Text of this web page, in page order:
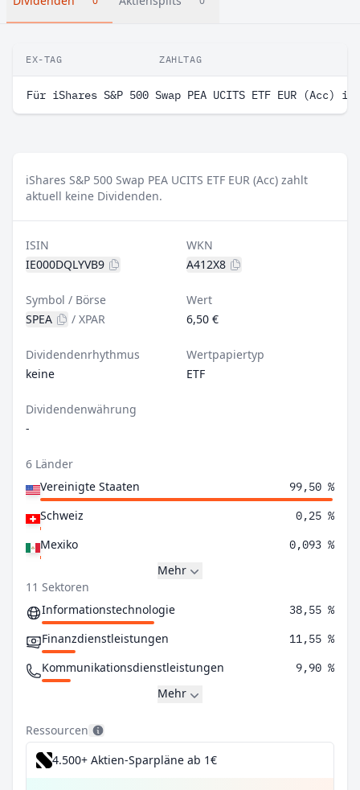
EX-TAG ZAHLTAG
Für iShares S&P 500 Swap PEA UCITS ETF EUR
iShares S&P 500 Swap PEA UCITS ETF EUR (Acc) zahlt
aktuell keine Dividenden.
ISIN
IE000DQLYVB9
WKN
A412X8
Symbol / Börse
SPEA
/ XPAR
Wert
6,50 €
Dividendenrhythmus
keine
Wertpapiertyp
ETF
Dividendenwährung
-
6 Länder
Vereinigte Staaten
99,50 %
Schweiz 0,25 %
Mexiko 0,093 %
Mehr
11 Sektoren
Informationstechnologie
38,55 %
Finanzdienstleistungen 11,55 %
Kommunikationsdienstleistungen 9,90 %
Mehr
Ressourcen
4.500+ Aktien-Sparpläne ab 1€